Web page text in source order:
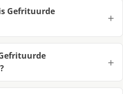
Gefrituurde